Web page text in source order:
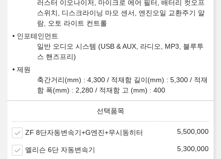
러스터 이오나이저, 마이크로 에어 필터, 배터리 컷오프
스위치, 디스크라이닝 마모 센서, 엔진오일 교환주기 알
람, 오토 라이트 컨트롤
인포테인먼트
일반 오디오 시스템 (USB & AUX, 라디오, MP3, 블루투
스 핸즈프리)
제원
축간거리(mm) : 4,300 / 적재함 길이(mm) : 5,300 / 적재
함 폭(mm) : 2,280 / 적재함 고 (mm) : 400
ZF 8단자동변속기+G엔진+무시동히터 5,500,000
엘리슨 6단 자동변속기 5,300,000